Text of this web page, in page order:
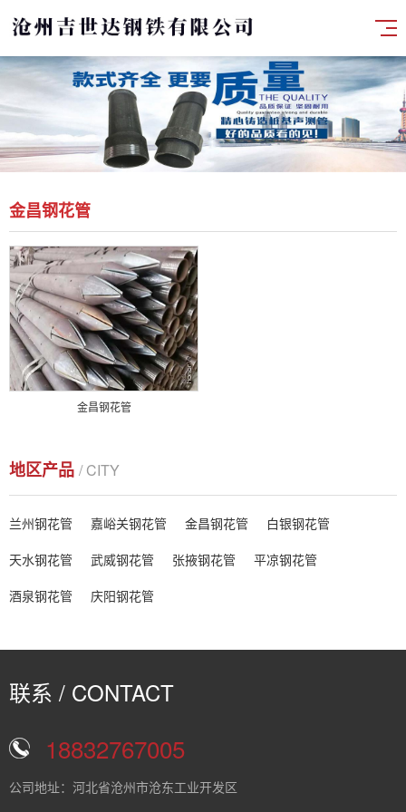
金昌钢花管
金昌钢花管
地区产品 / CITY
兰州钢花管 嘉峪关钢花管 金昌钢花管
白银钢花管
天水钢花管
武威钢花管 张掖钢花管
平凉钢花管
酒泉钢花管
庆阳钢花管
联系 / CONTACT
18832767005
公司地址：河北省沧州市沧东工业开发区